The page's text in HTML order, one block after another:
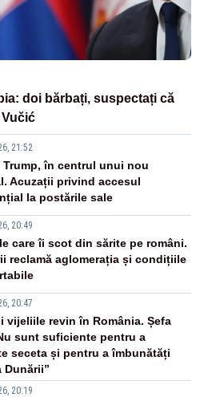
doi bărbați, suspectați că
21:52
Trump, în centrul unui nou
Acuzații privind accesul
la postările sale
20:49
care îi scot din sărite pe români.
reclamă aglomerația și condițiile
20:47
vijeliile revin în România. Șefa
sunt suficiente pentru a
seceta și pentru a îmbunătăți
Dunării”
20:19